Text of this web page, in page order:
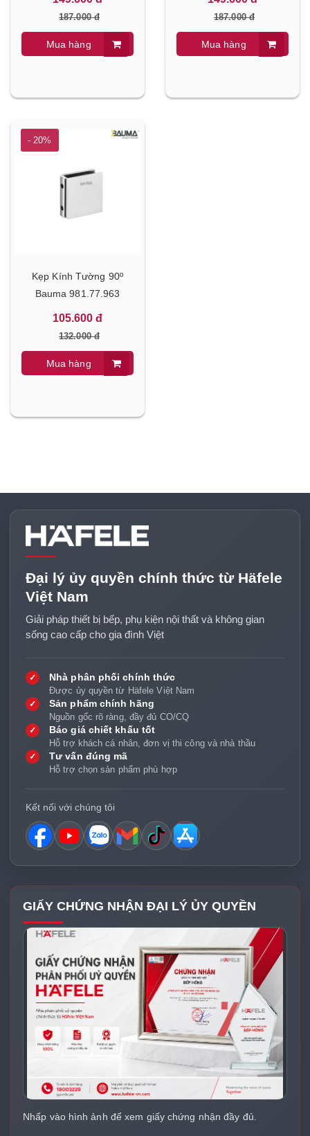
187.000 đ
Mua hàng
187.000 đ
Mua hàng
- 20%
Kẹp Kính Tường 90º
Bauma 981.77.963
105.600 đ
132.000 đ
Mua hàng
Đại lý ủy quyền chính thức từ Häfele
Việt Nam
Giải pháp thiết bị bếp, phụ kiện nội thất và không gian
sống cao cấp cho gia đình Việt
✓ Nhà phân phối chính thức
Được ủy quyền từ Häfele Việt Nam
✓ Sản phẩm chính hãng
Nguồn gốc rõ ràng, đầy đủ CO/CQ
✓ Báo giá chiết khấu tốt
Hỗ trợ khách cá nhân, đơn vị thi công và nhà thầu
✓ Tư vấn đúng mã
Hỗ trợ chọn sản phẩm phù hợp
Kết nối với chúng tôi
GIẤY CHỨNG NHẬN ĐẠI LÝ ỦY QUYỀN
Nhấp vào hình ảnh để xem giấy chứng nhận đầy đủ.